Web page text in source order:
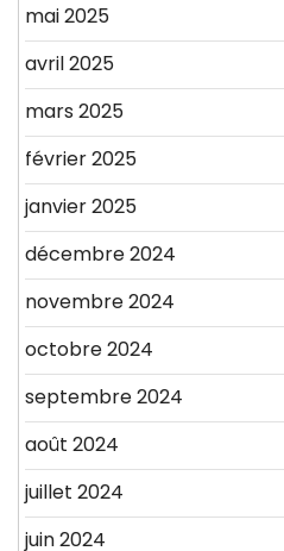
mai 2025
avril 2025
mars 2025
février 2025
janvier 2025
décembre 2024
novembre 2024
octobre 2024
septembre 2024
août 2024
juillet 2024
juin 2024